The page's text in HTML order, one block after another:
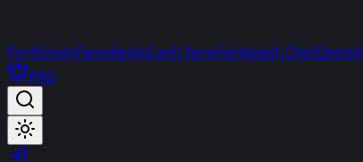
PortföyümFavorilerimCanlı YayınTerminalt-ChatDestek
PRO